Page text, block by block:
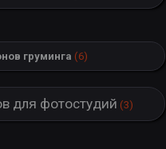
груминга (6)
для фотостудий (3)